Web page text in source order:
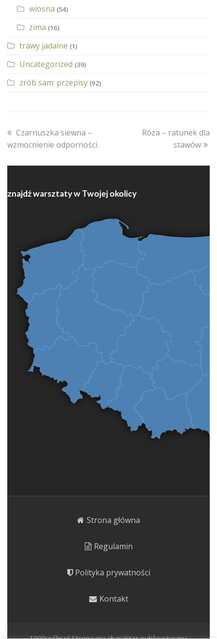
wiosna (54)
zima (16)
trawy jadalne (1)
Uncategorized (39)
zrób sam: przepisy (92)
previous
post:
Czarnuszka siewna –
wzmocnienie odporności.
next
Róża – ratunek dla
stawów
znajdź warsztaty w Twojej okolicy
Strona główna
Regulamin
Polityka prywatności
Kontakt